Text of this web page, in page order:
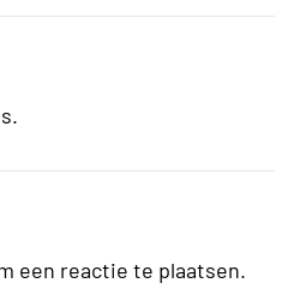
een reactie te plaatsen.